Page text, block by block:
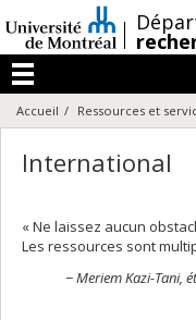
au
contenu
/
Menu
Accueil Ressources et
International
« Ne laissez aucun
Les ressources sont
− Meriem Kazi-Tani,